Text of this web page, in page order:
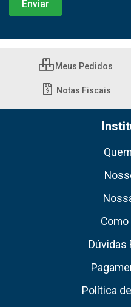
Meus Pedidos
Notas Fiscais
Dúvidas
Política